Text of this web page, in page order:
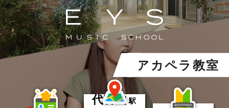
アカペラ教室
代官山駅